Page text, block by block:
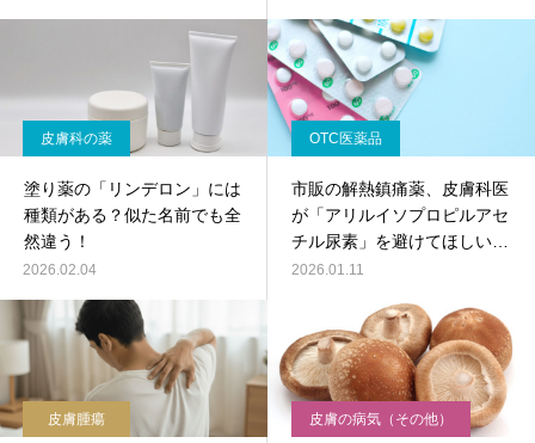
皮膚科の薬
塗り薬の「リンデロン」には
種類がある？似た名前でも全
然違う！
2026.02.04
OTC医薬品
市販の解熱鎮痛薬、皮膚科医
が「アリルイソプロピルアセ
チル尿素」を避けてほしい理
由！
2026.01.11
皮膚腫瘍 皮膚の病気（その他）